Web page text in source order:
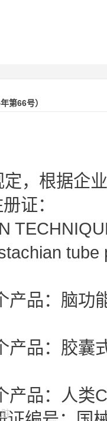
第66号）
，根据企
证：
品：脑功
品：胶囊
品：人类